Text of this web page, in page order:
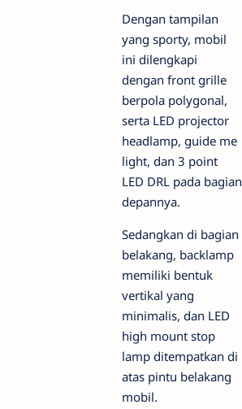
Dengan tampilan
yang sporty, mobil
ini dilengkapi
dengan front grille
berpola polygonal,
serta LED projector
headlamp, guide me
light, dan 3 point
LED DRL pada bagian
depannya.
Sedangkan di bagian
belakang, backlamp
memiliki bentuk
vertikal yang
minimalis, dan LED
high mount stop
lamp ditempatkan di
atas pintu belakang
mobil.